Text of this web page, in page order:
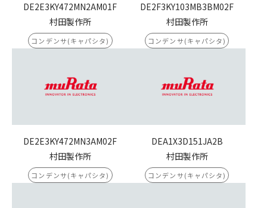
DE2E3KY472MN2AM01F
村田製作所
コンデンサ(キャパシタ)
DE2F3KY103MB3BM02F
村田製作所
コンデンサ(キャパシタ)
DE2E3KY472MN3AM02F
村田製作所
コンデンサ(キャパシタ)
DEA1X3D151JA2B
村田製作所
コンデンサ(キャパシタ)